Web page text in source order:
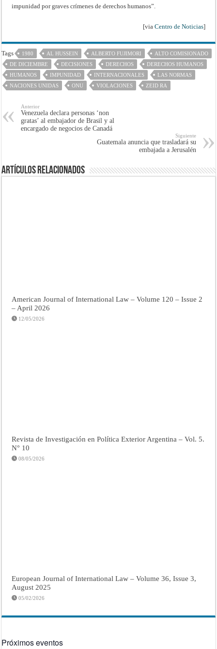
impunidad por graves crímenes de derechos humanos”.
[via Centro de Noticias]
Tags 1980 AL HUSSEIN ALBERTO FUJIMORI
ALTO COMISIONADO
DE DICIEMBRE
DECISIONES DERECHOS
DERECHOS HUMANOS
HUMANOS
IMPUNIDAD INTERNACIONALES
LAS NORMAS
NACIONES UNIDAS
ONU VIOLACIONES ZEID RA
Anterior
Venezuela declara personas ‘non
gratas’ al embajador de Brasil y al
encargado de negocios de Canadá
Siguiente
Guatemala anuncia que trasladará su
embajada a Jerusalén
Artículos Relacionados
American Journal of International Law – Volume 120 – Issue 2
– April 2026
12/05/2026
Revista de Investigación en Política Exterior Argentina – Vol. 5.
N° 10
08/05/2026
European Journal of International Law – Volume 36, Issue 3,
August 2025
05/02/2026
Próximos eventos